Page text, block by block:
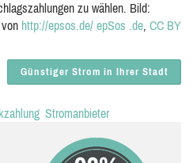
zu wählen. Bild:
http://epsos.de/ epSos .de, CC BY
Günstiger Strom in Ihrer Stadt
Stromanbieter